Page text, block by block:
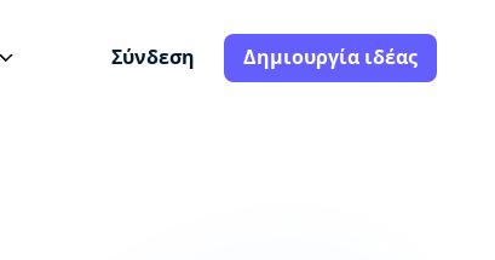
Σύνδεση Δημιουργία ιδέας